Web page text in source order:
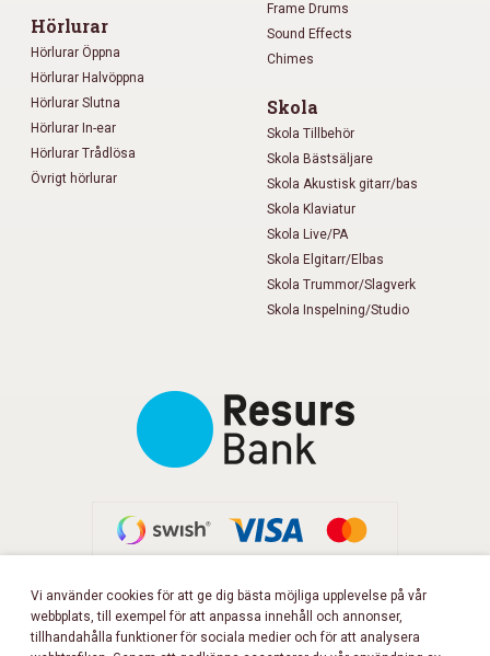
Hörlurar
Hörlurar Öppna
Hörlurar Halvöppna
Hörlurar Slutna
Hörlurar In-ear
Hörlurar Trådlösa
Övrigt hörlurar
Frame Drums
Sound Effects
Chimes
Skola
Skola Tillbehör
Skola Bästsäljare
Skola Akustisk gitarr/bas
Skola Klaviatur
Skola Live/PA
Skola Elgitarr/Elbas
Skola Trummor/Slagverk
Skola Inspelning/Studio
FÖLJ OSS PÅ FACEBOOK!
Vi använder cookies för att ge dig bästa möjliga upplevelse på vår
webbplats, till exempel för att anpassa innehåll och annonser,
tillhandahålla funktioner för sociala medier och för att analysera